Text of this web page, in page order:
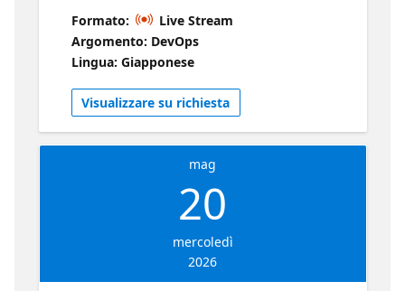
は、単なるプロンプト設計だけでは不十分で
す。 本セッションでは Microsoft Agent
Framework を使い、 推論・アクション・実シ
ステムとの連携が可能な 実用的な AI エージェ
ントをどのように設計・構築するかを、ハンズ
オン形式で紹介します。 また、Agentic AI がモ
ダンなアプリケーションアーキテクチャにどの
ように組み込まれるのか、 さらに検証・実験段
階から プロダクション対応のエージェントへと
移行するための考え方を解説します。 学べる内
容 Agentic AI およびインテリジェントエージェ
構成と活用方法 ツール、API、ワークフローと
連携するエージェントの構築方法 実用性と拡張
Formato:
Live Stream
Argomento: DevOps
Lingua: Giapponese
Visualizzare su richiesta
mag
20
mercoledì
2026